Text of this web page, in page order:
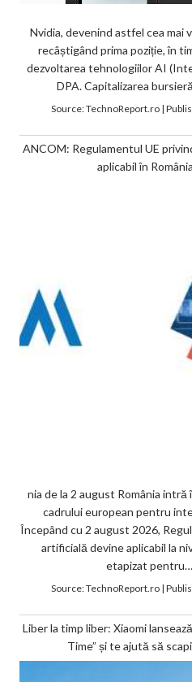
Nvidia, devenind astfel cea mai
recâștigând prima poziție, în
dezvoltarea tehnologiilor AI
DPA. Capitalizarea
Source:TechnoReport.ro|
ANCOM: Regulamentul UE
aplicabil în
nia de la 2 august România intră
cadrului european pentru
Începând cu 2 august 2026,
artificială devine aplicabil la
etapizat pentru…
Source:TechnoReport.ro|
Liber la timp liber: Xiaomi
Time” și te ajută să